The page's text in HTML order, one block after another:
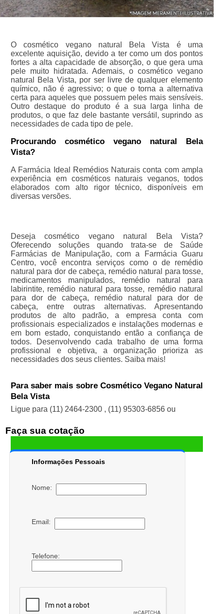
O cosmético vegano natural Bela Vista é uma
excelente aquisição, devido a ter como um dos pontos
fortes a alta capacidade de absorção, o que gera uma
pele muito hidratada. Ademais, o cosmético vegano
natural Bela Vista, por ser livre de qualquer elemento
químico, não é agressivo; o que o torna a alternativa
certa para aqueles que possuem peles mais sensíveis.
Outro destaque do produto é a sua larga linha de
produtos, o que faz dele bastante versátil, suprindo as
necessidades de cada tipo de pele.
Procurando cosmético vegano natural Bela
Vista?
A Farmácia Ideal Remédios Naturais conta com ampla
experiência em cosméticos naturais veganos, todos
elaborados com alto rigor técnico, disponíveis em
diversas versões.
Deseja cosmético vegano natural Bela Vista?
Oferecendo soluções quando trata-se de Saúde
Farmácias de Manipulação, com a Farmácia Guaru
Centro, você encontra serviços como o de remédio
natural para dor de cabeça, remédio natural para tosse,
medicamentos manipulados, remédio natural para
labirintite, remédio natural para tosse, remédio natural
para dor de cabeça, remédio natural para dor de
cabeça, entre outras alternativas. Apresentando
produtos de alto padrão, a empresa conta com
profissionais especializados e instalações modernas e
em bom estado, conquistando então a confiança de
todos. Desenvolvendo cada trabalho de uma forma
profissional e objetiva, a organização prioriza as
necessidades dos seus clientes. Saiba mais!
Para saber mais sobre Cosmético Vegano Natural
Bela Vista
Ligue para (11) 2464-2300 , (11) 95303-6856 ou
Faça sua cotação
Informações Pessoais
Nome:
Email:
Telefone: